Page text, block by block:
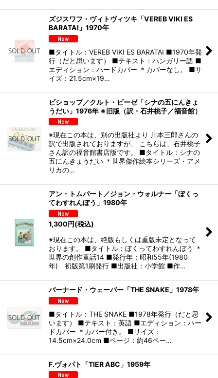
ズジスワフ・ヴィトヴィツキ「VEREB VIKI ES
BARATAI」1970年
■タイトル：VEREB VIKI ES BARATAI ■1970年発
行（だと思います） ■テキスト：ハンガリー語 ■
エディション：ハードカバー ＊カバーなし。 ■サ
イズ：21.5cm×19…
ビショップ／クルト・ビーゼ「シナの五にんきょ
うだい」1976年 ※旧版（訳・石井桃子／福音館）
※現在この本は、別の出版社より 川本三郎さんの
訳で出版されておりますが、 こちらは、石井桃子
さん訳の福音館書店版です。 ■タイトル：シナの
五にんきょうだい ＊世界傑作絵本シリーズ・アメ
リカの…
アン・トムパート／ジョン・ウォルナー「ぼくっ
てわすれんぼう」1980年
1,300円(税込)
※現在この本は、絶版もしくは重版未定となって
おります。 ■タイトル：ぼくってわすれんぼう ＊
世界の創作童話14 ■発行年：昭和55年(1980
年) 初版第1刷発行 ■出版社：小学館 ■作…
バーナード・ウェーバー「THE SNAKE」1978年
■タイトル：THE SNAKE ■1978年発行（だと思
います） ■テキスト：英語 ■エディション：ハー
ドカバー ＊カバー付き。 ■サイズ：
14.5cm×24.0cm ■ページ：約46ペー…
F.ヴォパト「TIER ABC」1959年